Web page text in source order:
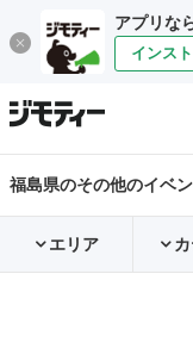
アプリな
インス
福島県のその他のイベ
エリア